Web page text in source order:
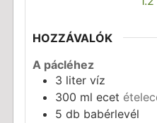
HOZZÁVALÓK
A pácléhez
3 liter víz
300 ml ecet
5 db babérlevél